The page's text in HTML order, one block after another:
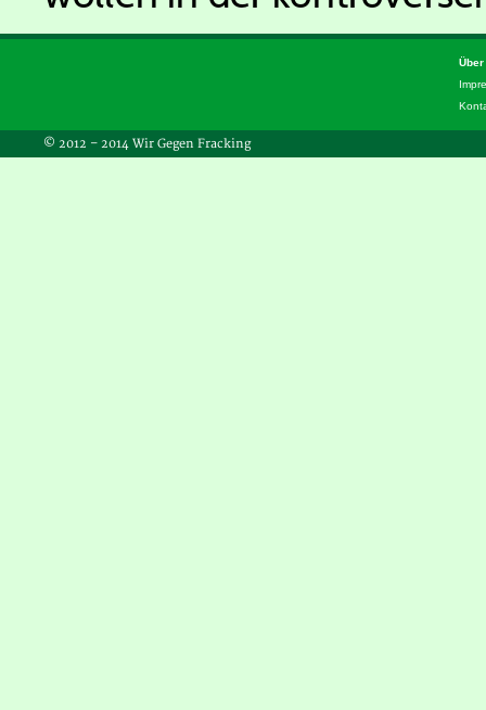
Über
© 2012 – 2014 Wir Gegen Fracking